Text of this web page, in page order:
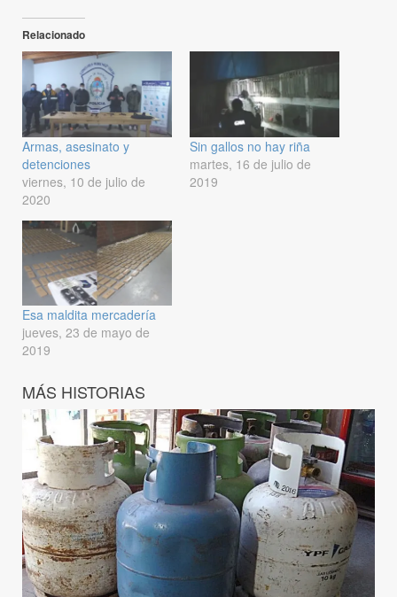
Relacionado
Armas, asesinato y
detenciones
viernes, 10 de julio de
2020
Sin gallos no hay riña
martes, 16 de julio de
2019
Esa maldita mercadería
jueves, 23 de mayo de
2019
MÁS HISTORIAS